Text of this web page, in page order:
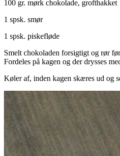
100 gr. mørk chokolade, grofthakket
1 spsk. smør
1 spsk. piskefløde
Smelt chokoladen forsigtigt og rør
Fordeles på kagen og der drysses
Køler af, inden kagen skæres ud og